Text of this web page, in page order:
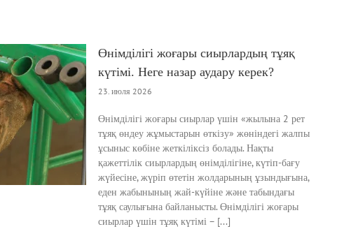
Өнімділігі жоғары сиырлардың тұяқ
күтімі. Неге назар аудару керек?
23. июля 2026
Өнімділігі жоғары сиырлар үшін «жылына 2 рет
тұяқ өндеу жұмыстарын өткізу» жөніндегі жалпы
ұсыныс көбіне жеткіліксіз болады. Нақты
қажеттілік сиырлардың өнімділігіне, күтіп-бағу
жүйесіне, жүріп өтетін жолдарының ұзындығына,
еден жабынының жай-күйіне және табындағы
тұяқ саулығына байланысты. Өнімділігі жоғары
сиырлар үшін тұяқ күтімі – [...]